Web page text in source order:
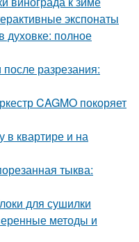
экспонаты
духовке: полное
разрезания:
CAGMO покоряет
в квартире и на
тыква:
для сушилки
методы и